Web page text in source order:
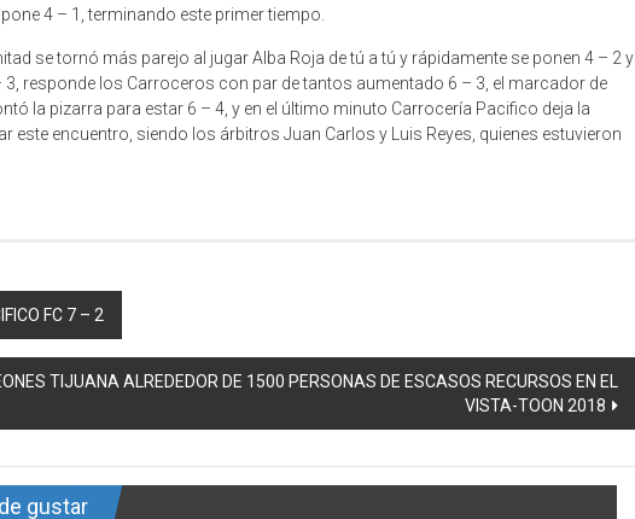
4 – 1, terminando este primer tiempo.
se tornó más parejo al jugar Alba Roja de tú a tú y rápidamente se ponen 4 – 2 y
3, responde los Carroceros con par de tantos aumentado 6 – 3, el marcador de
la pizarra para estar 6 – 4, y en el último minuto Carrocería Pacifico deja la
este encuentro, siendo los árbitros Juan Carlos y Luis Reyes, quienes estuvieron
FC 7 – 2
TIJUANA ALREDEDOR DE 1500 PERSONAS DE ESCASOS RECURSOS EN EL
VISTA-TOON 2018
gustar